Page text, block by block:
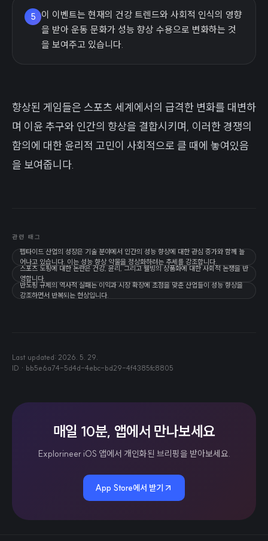
5
이 이벤트는 현재의 건강 트렌드와 사회적 인식의 영향
을 받아 운동 문화가 성능 향상 수용으로 변화하는 것
을 보여주고 있습니다.
향상된 게임들은 스포츠 세계에서의 급격한 변화를 대변하
며 이윤 추구와 인간의 향상을 결합시키며, 이러한 경쟁의
함의에 대한 윤리적 고민이 사회적으로 클 때에 놓여있음
을 보여줍니다.
관련 태그
펩타이드 산업의 성장은 기술 분야에서 인간의 성능 향상에 대한 관심 증가와 함께 늘
어나고 있습니다. 이는 성능 향상 약물을 정상화하려는 추세를 강조합니다.
스포츠 도핑에 대한 논란은 건강, 윤리, 그리고 웰빙의 상품화에 대한 사회적 논쟁을 반
영합니다.
반도핑 규제의 역사적 실패는 이익과 시장 확장에 초점을 맞춘 산업들이 성능 향상을
강조하면서 반복되는 현상입니다.
Last updated: 2026. 5. 29.
ID · bb5e6a74-5d4d-4ebc-bd29-4f4385fc8805
매일 10분, 앱에서 만나보세요
Explorineer iOS 앱에서 개인화된 브리핑을 받아보세요.
App Store에서 받기